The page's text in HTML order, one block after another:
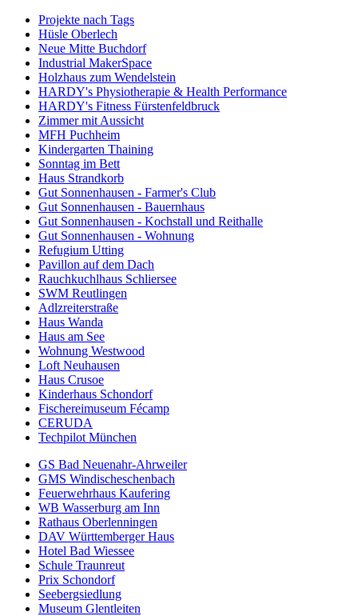
Projekte nach Tags
Hüsle Oberlech
Neue Mitte Buchdorf
Industrial MakerSpace
Holzhaus zum Wendelstein
HARDY's Physiotherapie & Health Performance
HARDY's Fitness Fürstenfeldbruck
Zimmer mit Aussicht
MFH Puchheim
Kindergarten Thaining
Sonntag im Bett
Haus Strandkorb
Gut Sonnenhausen - Farmer's Club
Gut Sonnenhausen - Bauernhaus
Gut Sonnenhausen - Kochstall und Reithalle
Gut Sonnenhausen - Wohnung
Refugium Utting
Pavillon auf dem Dach
Rauchkuchlhaus Schliersee
SWM Reutlingen
Adlzreiterstraße
Haus Wanda
Haus am See
Wohnung Westwood
Loft Neuhausen
Haus Crusoe
Kinderhaus Schondorf
Fischereimuseum Fécamp
CERUDA
Techpilot München
GS Bad Neuenahr-Ahrweiler
GMS Windischeschenbach
Feuerwehrhaus Kaufering
WB Wasserburg am Inn
Rathaus Oberlenningen
DAV Württemberger Haus
Hotel Bad Wiessee
Schule Traunreut
Prix Schondorf
Seebergsiedlung
Museum Glentleiten